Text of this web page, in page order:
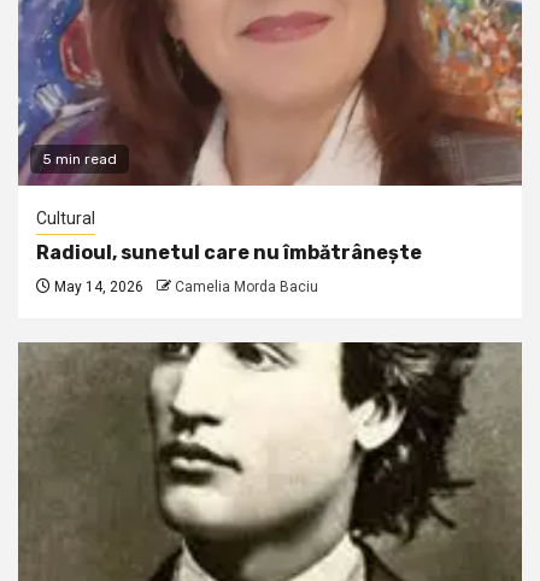
5 min read
Cultural
Radioul, sunetul care nu îmbătrânește
May 14, 2026 Camelia Morda Baciu